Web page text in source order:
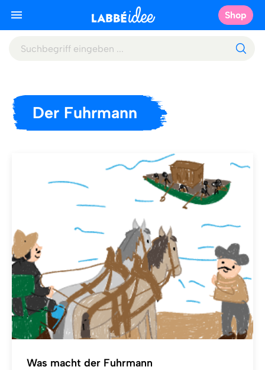
Shop
Der Fuhrmann
Was macht der Fuhrmann